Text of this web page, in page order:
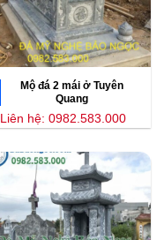
Mộ đá 2 mái ở Tuyên
Quang
Liên hệ: 0982.583.000